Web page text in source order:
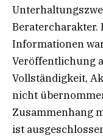
Beratercharakter.
Informationen
Veröffentlichung
Vollständigkeit,
nicht
Zusammenhang
ist